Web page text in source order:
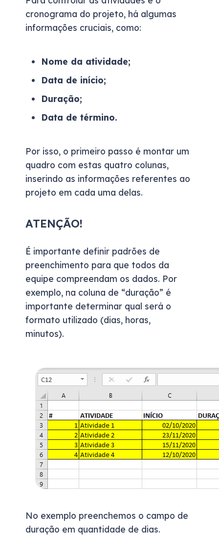
cronograma do projeto, há algumas
informações cruciais, como:
Nome da atividade;
Data de início;
Duração;
Data de término.
Por isso, o primeiro passo é montar um
quadro com estas quatro colunas,
inserindo as informações referentes ao
projeto em cada uma delas.
ATENÇÃO!
É importante definir padrões de
preenchimento para que todos da
equipe compreendam os dados. Por
exemplo, na coluna de “duração” é
importante determinar qual será o
formato utilizado (dias, horas,
minutos).
No exemplo preenchemos o campo de
duração em quantidade de dias.